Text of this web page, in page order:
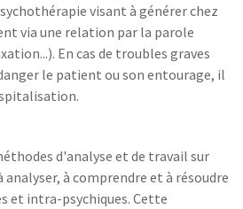
visant à générer chez
via une relation par la parole
En cas de troubles graves
le patient ou son entourage, il
d'analyse et de travail sur
à comprendre et à résoudre
et intra-psychiques. Cette